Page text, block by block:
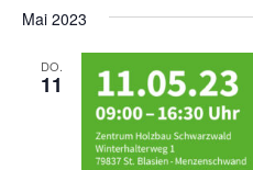
Mai 2023
DO.
11